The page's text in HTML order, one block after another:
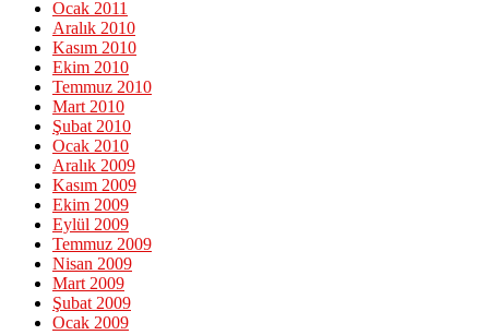
Ocak 2011
Aralık 2010
Kasım 2010
Ekim 2010
Temmuz 2010
Mart 2010
Şubat 2010
Ocak 2010
Aralık 2009
Kasım 2009
Ekim 2009
Eylül 2009
Temmuz 2009
Nisan 2009
Mart 2009
Şubat 2009
Ocak 2009